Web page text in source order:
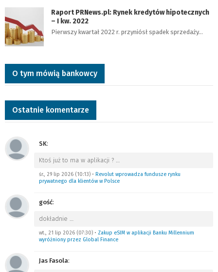
Raport PRNews.pl: Rynek kredytów hipotecznych
– I kw. 2022
Pierwszy kwartał 2022 r. przyniósł spadek sprzedaży…
O tym mówią bankowcy
Ostatnie komentarze
SK:
Ktoś już to ma w aplikacji ? …
śr., 29 lip 2026 (10:13) • Revolut wprowadza fundusze rynku
prywatnego dla klientów w Polsce
gość:
dokładnie …
wt., 21 lip 2026 (07:30) • Zakup eSIM w aplikacji Banku Millennium
wyróżniony przez Global Finance
Jas Fasola: